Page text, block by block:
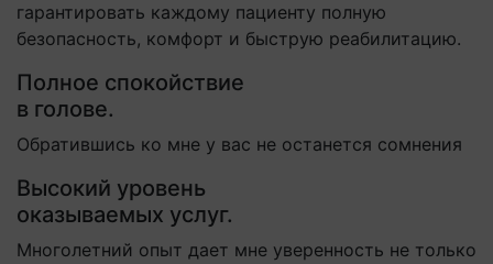
гарантировать каждому пациенту полную
безопасность, комфорт и быструю реабилитацию.
Полное спокойствие
в голове.
Обратившись ко мне у вас не останется сомнения
Высокий уровень
оказываемых услуг.
Многолетний опыт дает мне уверенность не только